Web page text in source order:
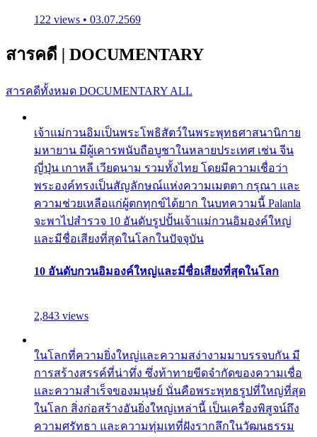
122 views • 03.07.2569
สารคดี | DOCUMENTARY
สารคดีทั้งหมด DOCUMENTARY ALL
เจ้าแม่กวนอิมเป็นพระโพธิสัตว์ในพระพุทธศาสนานิกาย
มหายาน มีผู้เคารพนับถือบูชาในหลายประเทศ เช่น จีน
ญี่ปุ่น เกาหลี เวียดนาม รวมทั้งไทย โดยมีความเชื่อว่า
พระองค์ทรงเป็นสัญลักษณ์แห่งความเมตตา กรุณา และ
ความช่วยเหลือแก่ผู้ตกทุกข์ได้ยาก ในบทความนี้ Palanla
จะพาไปสำรวจ 10 อันดับรูปปั้นเจ้าแม่กวนอิมองค์ใหญ่
และมีชื่อเสียงที่สุดในโลกในปัจจุบัน
10 อันดับกวนอิมองค์ใหญ่และมีชื่อเสียงที่สุดในโลก
2,843 views
ในโลกที่ความยิ่งใหญ่และความสง่างามมาบรรจบกัน มี
การสร้างสรรค์ที่น่าทึ่ง ซึ่งท้าทายขีดจำกัดของความเชื่อ
และความสำเร็จของมนุษย์ นั่นคือพระพุทธรูปที่ใหญ่ที่สุด
ในโลก สิ่งก่อสร้างอันยิ่งใหญ่เหล่านี้ เป็นเครื่องพิสูจน์ถึง
ความศรัทธา และความทุ่มเทที่ฝังรากลึกในวัฒนธรรม